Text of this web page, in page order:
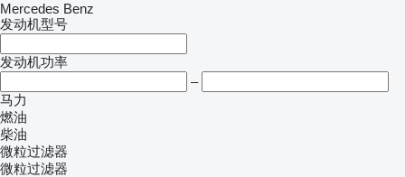
Mercedes Benz
发动机型号
发动机功率
–
马力
燃油
柴油
微粒过滤器
微粒过滤器